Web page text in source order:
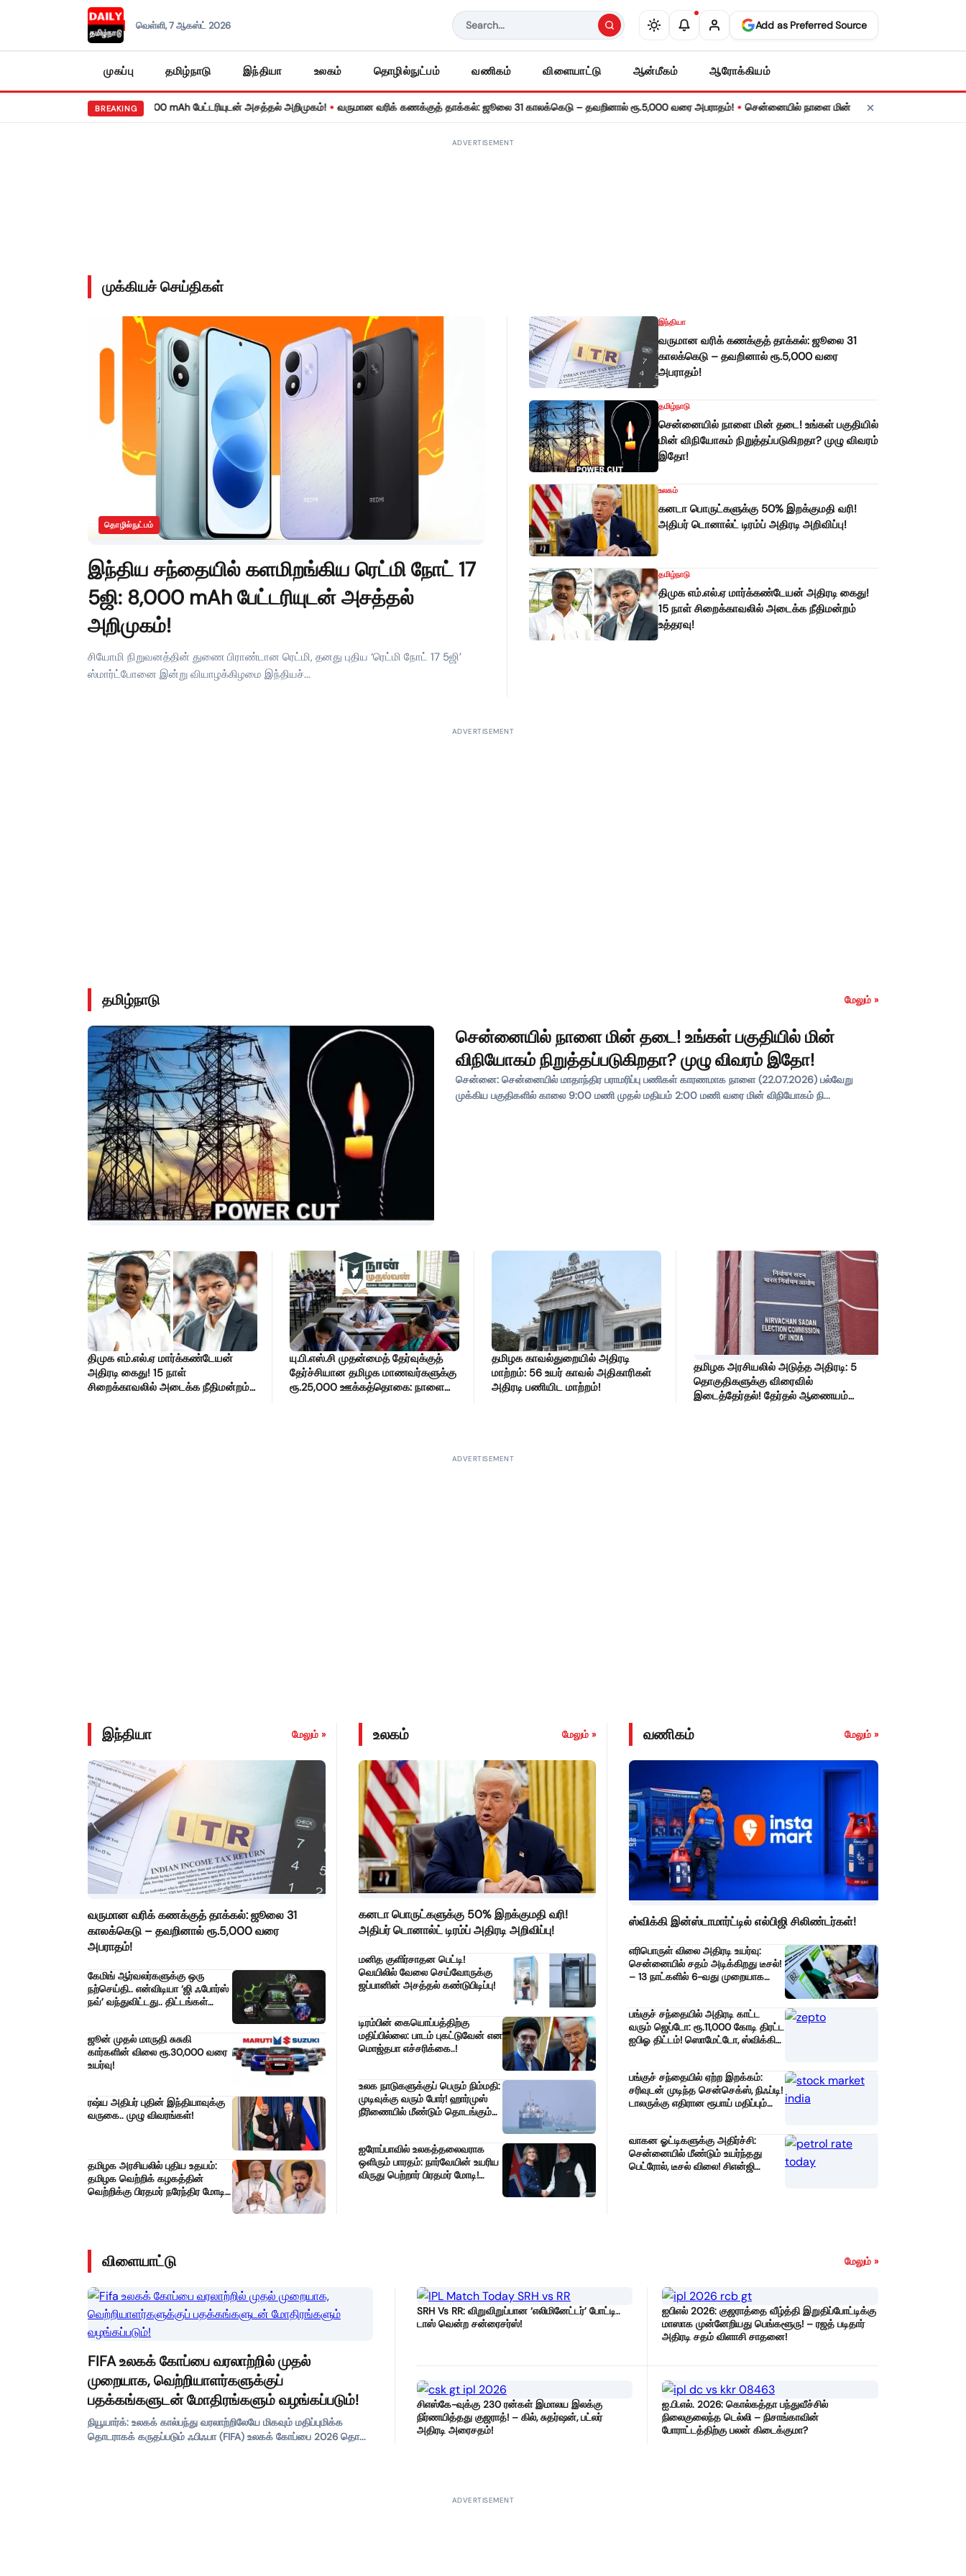
வெள்ளி, 7 ஆகஸ்ட் 2026 Add as Preferred Source
முகப்பு தமிழ்நாடு இந்தியா உலகம் தொழில்நுட்பம் வணிகம் விளையாட்டு ஆன்மீகம் ஆரோக்கியம்
BREAKING
ரெட்மி நோட் 17 5ஜி: 8,000 mAh பேட்டரியுடன் அசத்தல் அறிமுகம்! • வருமான வரிக் கணக்குத் தாக்கல்: ஜூலை 31 காலக்கெடு – தவறினால் ரூ.5,000 வரை அபராதம்! • சென்னையில் நாளை மின் தடை! உங்கள் பகுதியில் மின்
முக்கியச் செய்திகள்
தொழில்நுட்பம்
இந்திய சந்தையில் களமிறங்கிய ரெட்மி நோட் 17
5ஜி: 8,000 mAh பேட்டரியுடன் அசத்தல்
அறிமுகம்!
சியோமி நிறுவனத்தின் துணை பிராண்டான ரெட்மி, தனது புதிய ‘ரெட்மி நோட் 17 5ஜி’
ஸ்மார்ட்போனை இன்று வியாழக்கிழமை இந்தியச்...
இந்தியா
வருமான வரிக் கணக்குத் தாக்கல்: ஜூலை 31
காலக்கெடு – தவறினால் ரூ.5,000 வரை
அபராதம்!
தமிழ்நாடு
சென்னையில் நாளை மின் தடை! உங்கள் பகுதியில்
மின் விநியோகம் நிறுத்தப்படுகிறதா? முழு விவரம்
இதோ!
உலகம்
கனடா பொருட்களுக்கு 50% இறக்குமதி வரி!
அதிபர் டொனால்ட் டிரம்ப் அதிரடி அறிவிப்பு!
தமிழ்நாடு
திமுக எம்.எல்.ஏ மார்க்கண்டேயன் அதிரடி கைது!
15 நாள் சிறைக்காவலில் அடைக்க நீதிமன்றம்
உத்தரவு!
தமிழ்நாடு மேலும் »
சென்னையில் நாளை மின் தடை! உங்கள் பகுதியில் மின்
விநியோகம் நிறுத்தப்படுகிறதா? முழு விவரம் இதோ!
சென்னை: சென்னையில் மாதாந்திர பராமரிப்பு பணிகள் காரணமாக நாளை (22.07.2026) பல்வேறு
முக்கிய பகுதிகளில் காலை 9:00 மணி முதல் மதியம் 2:00 மணி வரை மின் விநியோகம் நி...
திமுக எம்.எல்.ஏ மார்க்கண்டேயன்
அதிரடி கைது! 15 நாள்
சிறைக்காவலில் அடைக்க நீதிமன்றம்
யு.பி.எஸ்.சி முதன்மைத் தேர்வுக்குத்
தேர்ச்சியான தமிழக மாணவர்களுக்கு
ரூ.25,000 ஊக்கத்தொகை: நாளை
தமிழக காவல்துறையில் அதிரடி
மாற்றம்: 56 உயர் காவல் அதிகாரிகள்
அதிரடி பணியிட மாற்றம்!
தமிழக அரசியலில் அடுத்த அதிரடி: 5
தொகுதிகளுக்கு விரைவில்
இடைத்தேர்தல்! தேர்தல் ஆணையம்
இந்தியா மேலும் »
வருமான வரிக் கணக்குத் தாக்கல்: ஜூலை 31
காலக்கெடு – தவறினால் ரூ.5,000 வரை
அபராதம்!
கேமிங் ஆர்வலர்களுக்கு ஒரு
நற்செய்தி.. என்விடியா ‘ஜி ஃபோர்ஸ்
நவ்’ வந்துவிட்டது.. திட்டங்கள்
ஜூன் முதல் மாருதி சுசுகி
கார்களின் விலை ரூ.30,000 வரை
உயர்வு!
ரஷ்ய அதிபர் புதின் இந்தியாவுக்கு
வருகை.. முழு விவரங்கள்!
தமிழக அரசியலில் புதிய உதயம்:
தமிழக வெற்றிக் கழகத்தின்
வெற்றிக்கு பிரதமர் நரேந்திர மோடி
உலகம் மேலும் »
கனடா பொருட்களுக்கு 50% இறக்குமதி வரி!
அதிபர் டொனால்ட் டிரம்ப் அதிரடி அறிவிப்பு!
மனித குளிர்சாதன பெட்டி!
வெயிலில் வேலை செய்வோருக்கு
ஜப்பானின் அசத்தல் கண்டுபிடிப்பு!
டிரம்பின் கையொப்பத்திற்கு
மதிப்பில்லை: பாடம் புகட்டுவேன் என
மொஜ்தபா எச்சரிக்கை..!
உலக நாடுகளுக்குப் பெரும் நிம்மதி:
முடிவுக்கு வரும் போர்! ஹார்முஸ்
நீரிணையில் மீண்டும் தொடங்கும்
ஐரோப்பாவில் உலகத்தலைவராக
ஒளிரும் பாரதம்: நார்வேயின் உயரிய
விருது பெற்றார் பிரதமர் மோடி!
வணிகம் மேலும் »
ஸ்விக்கி இன்ஸ்டாமார்ட்டில் எல்பிஜி சிலிண்டர்கள்!
எரிபொருள் விலை அதிரடி உயர்வு:
சென்னையில் சதம் அடிக்கிறது டீசல்!
– 13 நாட்களில் 6-வது முறையாக
பங்குச் சந்தையில் அதிரடி காட்ட
வரும் ஜெப்டோ: ரூ.11,000 கோடி திரட்ட
ஐபிஓ திட்டம்! ஸொமேட்டோ, ஸ்விக்கி
பங்குச் சந்தையில் ஏற்ற இறக்கம்:
சரிவுடன் முடிந்த சென்செக்ஸ், நிஃப்டி!
டாலருக்கு எதிரான ரூபாய் மதிப்பும்
வாகன ஓட்டிகளுக்கு அதிர்ச்சி:
சென்னையில் மீண்டும் உயர்ந்தது
பெட்ரோல், டீசல் விலை! சிஎன்ஜி
விளையாட்டு மேலும் »
FIFA உலகக் கோப்பை வரலாற்றில் முதல்
முறையாக, வெற்றியாளர்களுக்குப்
பதக்கங்களுடன் மோதிரங்களும் வழங்கப்படும்!
நியூயார்க்: உலகக் கால்பந்து வரலாற்றிலேயே மிகவும் மதிப்புமிக்க
தொடராகக் கருதப்படும் ஃபிஃபா (FIFA) உலகக் கோப்பை 2026 தொ...
SRH Vs RR: விறுவிறுப்பான ‘எலிமினேட்டர்’ போட்டி..
டாஸ் வென்ற சன்ரைசர்ஸ்!
ஐபிஎல் 2026: குஜராத்தை வீழ்த்தி இறுதிப்போட்டிக்கு
மாஸாக முன்னேறியது பெங்களூரு! – ரஜத் படிதார்
அதிரடி சதம் விளாசி சாதனை!
சிஎஸ்கே-வுக்கு 230 ரன்கள் இமாலய இலக்கு
நிர்ணயித்தது குஜராத்! – கில், சுதர்ஷன், பட்லர்
அதிரடி அரைசதம்!
ஐ.பி.எல். 2026: கொல்கத்தா பந்துவீச்சில்
நிலைகுலைந்த டெல்லி – நிசாங்காவின்
போராட்டத்திற்கு பலன் கிடைக்குமா?